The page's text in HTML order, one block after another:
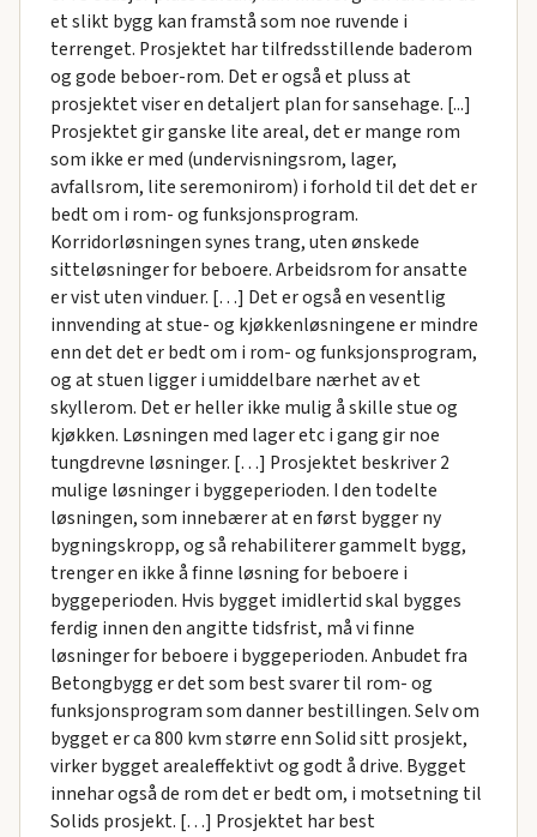
et slikt bygg kan framstå som noe ruvende i
terrenget. Prosjektet har tilfredsstillende baderom
og gode beboer-rom. Det er også et pluss at
prosjektet viser en detaljert plan for sansehage. [...]
Prosjektet gir ganske lite areal, det er mange rom
som ikke er med (undervisningsrom, lager,
avfallsrom, lite seremonirom) i forhold til det det er
bedt om i rom- og funksjonsprogram.
Korridorløsningen synes trang, uten ønskede
sitteløsninger for beboere. Arbeidsrom for ansatte
er vist uten vinduer. […] Det er også en vesentlig
innvending at stue- og kjøkkenløsningene er mindre
enn det det er bedt om i rom- og funksjonsprogram,
og at stuen ligger i umiddelbare nærhet av et
skyllerom. Det er heller ikke mulig å skille stue og
kjøkken. Løsningen med lager etc i gang gir noe
tungdrevne løsninger. […] Prosjektet beskriver 2
mulige løsninger i byggeperioden. I den todelte
løsningen, som innebærer at en først bygger ny
bygningskropp, og så rehabiliterer gammelt bygg,
trenger en ikke å finne løsning for beboere i
byggeperioden. Hvis bygget imidlertid skal bygges
ferdig innen den angitte tidsfrist, må vi finne
løsninger for beboere i byggeperioden. Anbudet fra
Betongbygg er det som best svarer til rom- og
funksjonsprogram som danner bestillingen. Selv om
bygget er ca 800 kvm større enn Solid sitt prosjekt,
virker bygget arealeffektivt og godt å drive. Bygget
innehar også de rom det er bedt om, i motsetning til
Solids prosjekt. […] Prosjektet har best